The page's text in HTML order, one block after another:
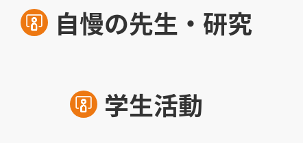
自慢の先生・研究
学生活動